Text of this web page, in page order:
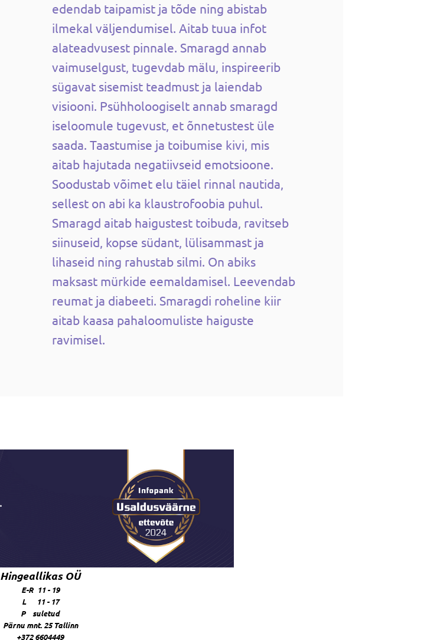
edendab taipamist ja tõde ning abistab
ilmekal väljendumisel. Aitab tuua infot
alateadvusest pinnale. Smaragd annab
vaimuselgust, tugevdab mälu, inspireerib
sügavat sisemist teadmust ja laiendab
visiooni. Psühholoogiselt annab smaragd
iseloomule tugevust, et õnnetustest üle
saada. Taastumise ja toibumise kivi, mis
aitab hajutada negatiivseid emotsioone.
Soodustab võimet elu täiel rinnal nautida,
sellest on abi ka klaustrofoobia puhul.
Smaragd aitab haigustest toibuda, ravitseb
siinuseid, kopse südant, lülisammast ja
lihaseid ning rahustab silmi. On abiks
maksast mürkide eemaldamisel. Leevendab
reumat ja diabeeti. Smaragdi roheline kiir
aitab kaasa pahaloomuliste haiguste
ravimisel.
Hingeallikas OÜ
E-R 11 - 19
L 11 - 17
P suletud
Pärnu mnt. 25 Tallinn
+372 6604449